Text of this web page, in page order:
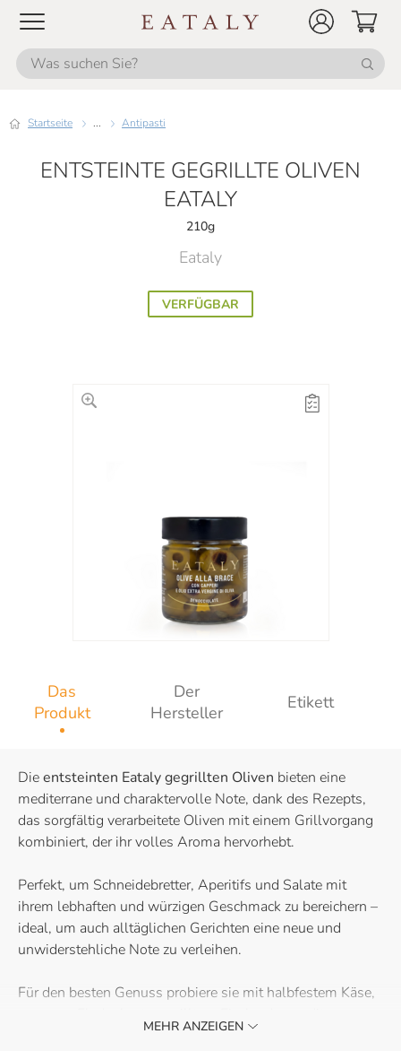
Startseite ... Antipasti
ENTSTEINTE GEGRILLTE OLIVEN
EATALY
210g
Eataly
VERFÜGBAR
Das
Produkt
Der
Hersteller
Etikett
Dieentsteinten Eataly gegrillten Oliven bieten eine
mediterrane und charaktervolle Note, dank des Rezepts,
das sorgfältig verarbeitete Oliven mit einem Grillvorgang
kombiniert, der ihr volles Aroma hervorhebt.
Perfekt, um Schneidebretter, Aperitifs und Salate mit
ihrem lebhaften und würzigen Geschmack zu bereichern –
ideal, um auch alltäglichen Gerichten eine neue und
unwiderstehliche Note zu verleihen.
Für den besten Genuss probiere sie mit halbfestem Käse,
Gerichten, bei denen du Tiefe und Farbe hinzufügen
MEHR ANZEIGEN